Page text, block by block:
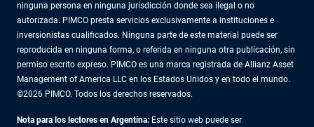
ninguna persona en ninguna jurisdicción donde sea ilegal o no
autorizada. PIMCO presta servicios exclusivamente a instituciones e
inversionistas cualificados. Ninguna parte de este material puede ser
reproducida en ninguna forma, o referida en ninguna otra publicación, sin
permiso escrito expreso. PIMCO es una marca registrada de Allianz Asset
Management of America LLC en los Estados Unidos y en todo el mundo.
©2026 PIMCO. Todos los derechos reservados.
Nota para los lectores en Argentina: Este sitio web puede ser